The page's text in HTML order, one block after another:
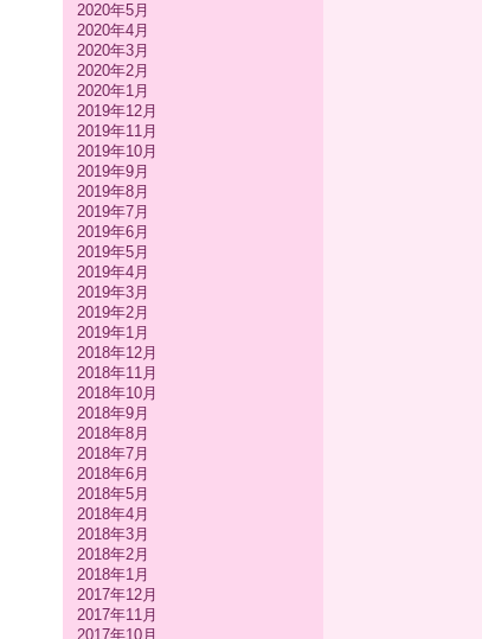
2020年5月
2020年4月
2020年3月
2020年2月
2020年1月
2019年12月
2019年11月
2019年10月
2019年9月
2019年8月
2019年7月
2019年6月
2019年5月
2019年4月
2019年3月
2019年2月
2019年1月
2018年12月
2018年11月
2018年10月
2018年9月
2018年8月
2018年7月
2018年6月
2018年5月
2018年4月
2018年3月
2018年2月
2018年1月
2017年12月
2017年11月
2017年10月